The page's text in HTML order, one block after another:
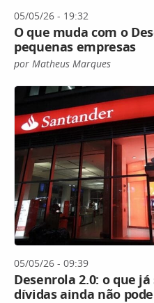
05/05/26 - 19:32
O que muda com o
pequenas empresas
por Matheus Marques
05/05/26 - 09:39
Desenrola 2.0: o que
dívidas ainda não